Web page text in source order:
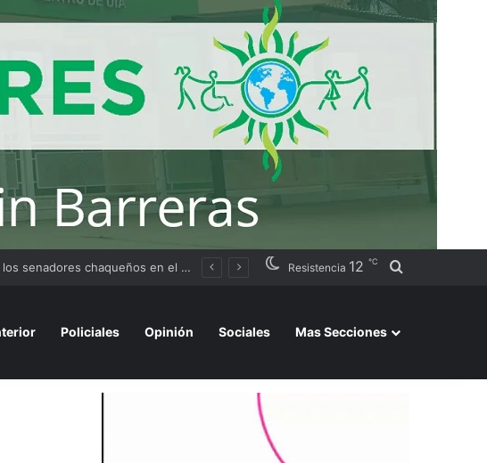
Argentino 2026» Resistencia 12 ℃ Buscar por
Policiales Opinión Sociales Mas Secciones